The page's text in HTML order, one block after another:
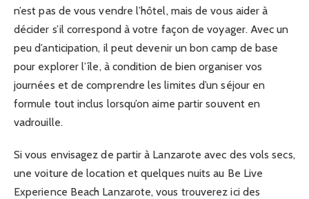
n’est pas de vous vendre l’hôtel, mais de vous aider à
décider s’il correspond à votre façon de voyager. Avec un
peu d’anticipation, il peut devenir un bon camp de base
pour explorer l’île, à condition de bien organiser vos
journées et de comprendre les limites d’un séjour en
formule tout inclus lorsqu’on aime partir souvent en
vadrouille.
Si vous envisagez de partir à Lanzarote avec des vols secs,
une voiture de location et quelques nuits au Be Live
Experience Beach Lanzarote, vous trouverez ici des